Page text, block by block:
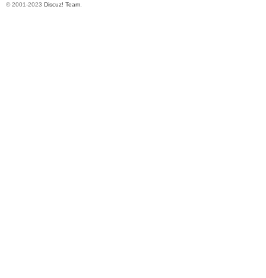
© 2001-2023 Discuz! Team